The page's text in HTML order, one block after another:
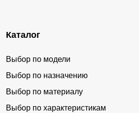
Каталог
Выбор по модели
Выбор по назначению
Выбор по материалу
Выбор по характеристикам